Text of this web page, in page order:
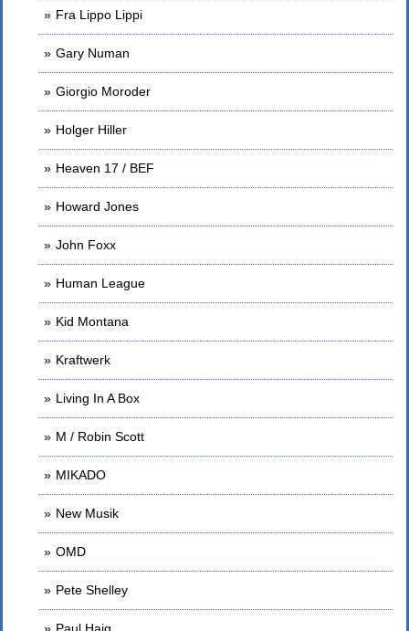
Fra Lippo Lippi
Gary Numan
Giorgio Moroder
Holger Hiller
Heaven 17 / BEF
Howard Jones
John Foxx
Human League
Kid Montana
Kraftwerk
Living In A Box
M / Robin Scott
MIKADO
New Musik
OMD
Pete Shelley
Paul Haig